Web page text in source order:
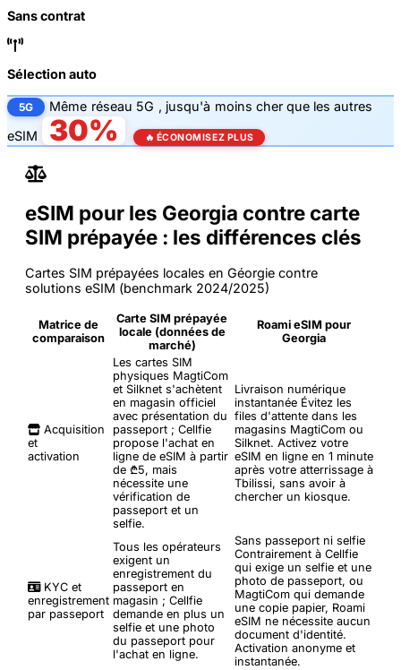
Sans contrat
Sélection auto
5G Même réseau 5G , jusqu'à moins cher que les autres
eSIM
30% 🔥 ÉCONOMISEZ PLUS
eSIM pour les Georgia contre carte
SIM prépayée : les différences clés
Cartes SIM prépayées locales en Géorgie contre
solutions eSIM (benchmark 2024/2025)
Matrice de
comparaison
Carte SIM prépayée
locale (données de
marché)
Roami eSIM pour
Georgia
Acquisition
et
activation
Les cartes SIM
physiques MagtiCom
et Silknet s'achètent
en magasin officiel
avec présentation du
passeport ; Cellfie
propose l'achat en
ligne de eSIM à partir
de ₾5, mais
nécessite une
vérification de
passeport et un
selfie.
Livraison numérique
instantanée Évitez les
files d'attente dans les
magasins MagtiCom ou
Silknet. Activez votre
eSIM en ligne en 1 minute
après votre atterrissage à
Tbilissi, sans avoir à
chercher un kiosque.
KYC et
enregistrement
par passeport
Tous les opérateurs
exigent un
enregistrement du
passeport en
magasin ; Cellfie
demande en plus un
selfie et une photo
du passeport pour
l'achat en ligne.
Sans passeport ni selfie
Contrairement à Cellfie
qui exige un selfie et une
photo de passeport, ou
MagtiCom qui demande
une copie papier, Roami
eSIM ne nécessite aucun
document d'identité.
Activation anonyme et
instantanée.